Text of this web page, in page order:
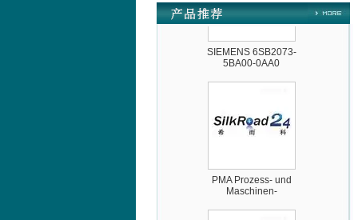
SIEMENS 6SB2073-
5BA00-0AA0
Maschinen-
Automation GmbH